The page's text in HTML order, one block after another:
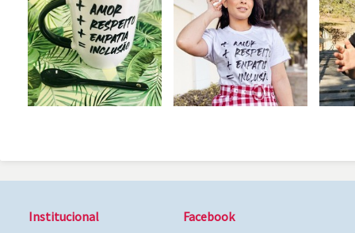
Institucional Facebook